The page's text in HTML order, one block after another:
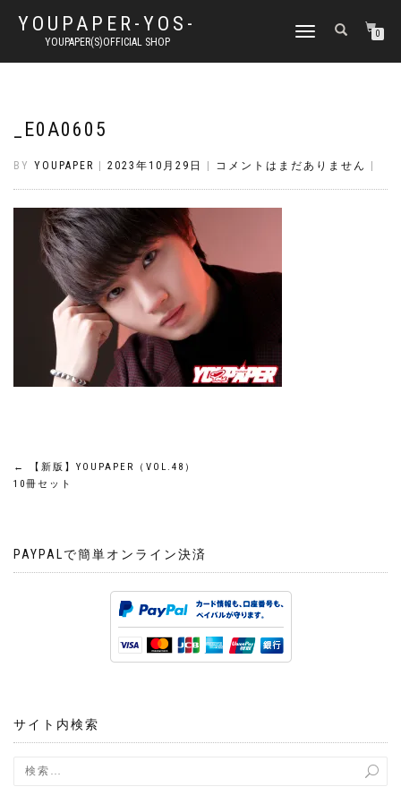
YOUPAPER-YOS-
YOUPAPER(S)OFFICIAL SHOP
ナ
ゲ
り
0
_E0A0605
BY YOUPAPER 2023年10月29日 コメントはまだありません
投
ナ
ョ
ン
←
【新版】YOUPAPER（VOL.48）
10冊セット
PAYPALで簡単オンライン決済
サイト内検索